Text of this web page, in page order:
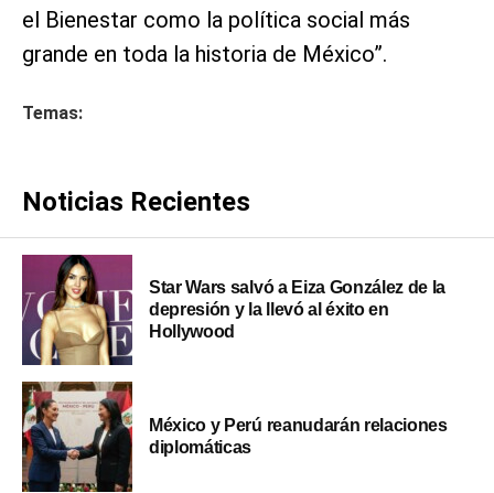
el Bienestar como la política social más
grande en toda la historia de México”.
Temas:
Noticias Recientes
Star Wars salvó a Eiza González de la
depresión y la llevó al éxito en
Hollywood
México y Perú reanudarán relaciones
diplomáticas